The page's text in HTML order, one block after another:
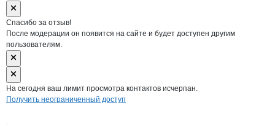
Спасибо за отзыв!
После модерации он появится на сайте и будет доступен другим
пользователям.
На сегодня ваш лимит просмотра контактов исчерпан.
Получить неограниченный доступ